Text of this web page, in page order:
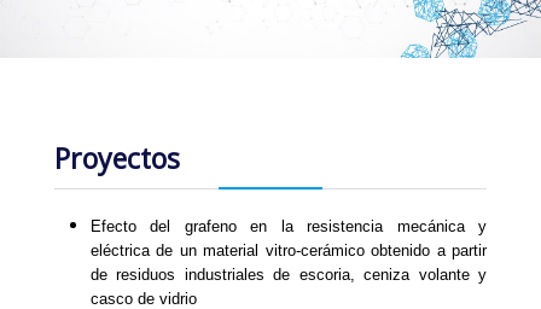
Proyectos
Efecto del grafeno en la resistencia mecánica y
eléctrica de un material vitro-cerámico obtenido a partir
de residuos industriales de escoria, ceniza volante y
casco de vidrio